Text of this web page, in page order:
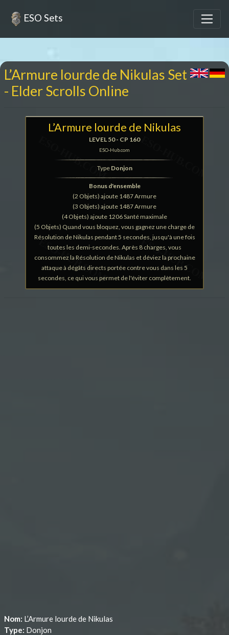
ESO Sets
L’Armure lourde de Nikulas Set
- Elder Scrolls Online
L’Armure lourde de Nikulas
LEVEL 50 - CP 160
ESO-Hub.com
Type Donjon
Bonus d'ensemble
(2 Objets) ajoute 1487 Armure
(3 Objets) ajoute 1487 Armure
(4 Objets) ajoute 1206 Santé maximale
(5 Objets) Quand vous bloquez, vous gagnez une charge de
Résolution de Nikulas pendant 5 secondes, jusqu'à une fois
toutes les demi-secondes. Après 8 charges, vous
consommez la Résolution de Nikulas et déviez la prochaine
attaque à dégâts directs portée contre vous dans les 5
secondes, ce qui vous permet de l'éviter complètement.
Nom: L’Armure lourde de Nikulas
Type: Donjon